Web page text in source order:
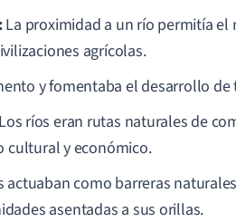
La proximidad a un río permitía el
agrícolas.
y fomentaba el desarrollo de
Los ríos eran rutas naturales de
cultural y económico.
actuaban como barreras
asentadas a sus orillas.